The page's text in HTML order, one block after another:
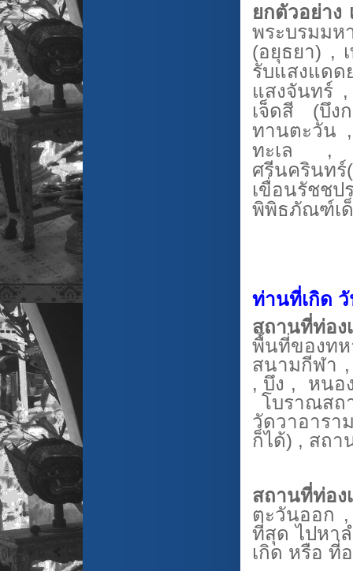
ยกตัวอย่าง
พระบรมม
(อยุธยา) ,
รับแสงแดด
แสงจันทร์
เจ็ดสี (บึ
ทานตะวัน
ทะเล ,
ศรีนครินท
เขื่อนรัชชป
พิพิธภัณฑ์เ
ท่านที่เกิด
สถานที่ท่อง
พื้นที่ของท
สนามกีฬา
, บึง , หนอ
โบราณส
วัดวาอาร
ก็ได้) , สถ
สถานที่ท่อ
ตะวันออก
ที่สุด ไปหา
เกิด หรือ ที่